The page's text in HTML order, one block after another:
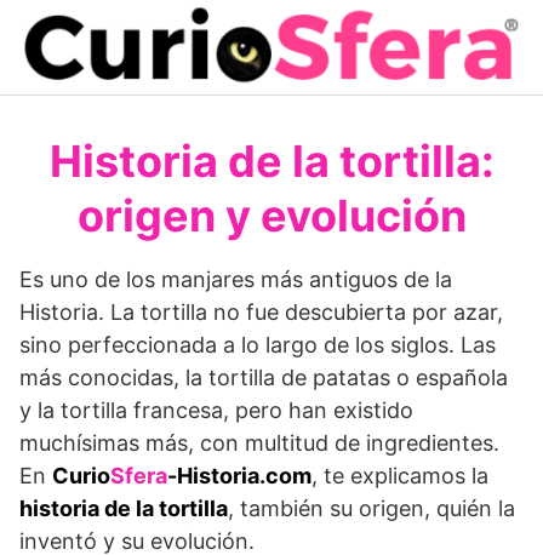
Saltar
contenido
Historia de la tortilla:
origen y evolución
Es uno de los manjares más antiguos de la
Historia. La tortilla no fue descubierta por azar,
sino perfeccionada a lo largo de los siglos. Las
más conocidas, la tortilla de patatas o española
y la tortilla francesa, pero han existido
muchísimas más, con multitud de ingredientes.
En CurioSfera-Historia.com, te explicamos la
historia de la tortilla, también su origen, quién la
inventó y su evolución.